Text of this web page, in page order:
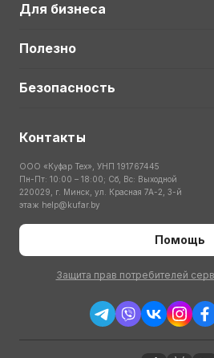
Для бизнеса
Полезно
Безопасность
Контакты
ООО «Куфар Тех», УНП 191767445
Пн-Пт: 10:00 – 18:00; Сб, Вс: Выходной
220029, г. Минск, ул. Красная 7А-2, 3-й
этаж help@kufar.by
Помощь
Защита прав потребителей